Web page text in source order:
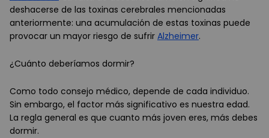
deshacerse de las toxinas cerebrales mencionadas
anteriormente: una acumulación de estas toxinas puede
provocar un mayor riesgo de sufrir Alzheimer.
¿Cuánto deberíamos dormir?
Como todo consejo médico, depende de cada individuo.
Sin embargo, el factor más significativo es nuestra edad.
La regla general es que cuanto más joven eres, más debes
dormir.